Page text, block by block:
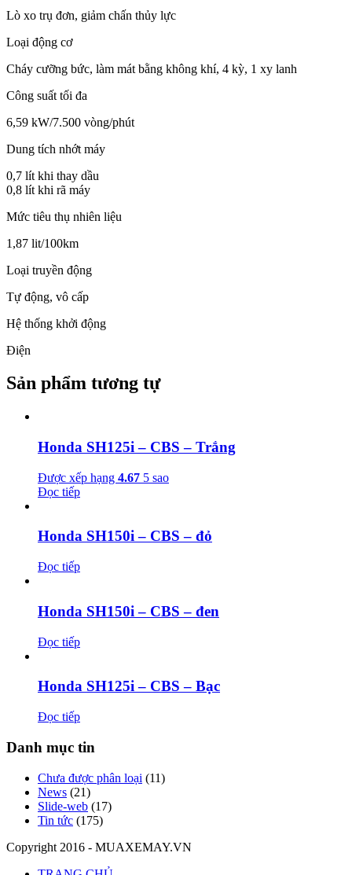
Lò xo trụ đơn, giảm chấn thủy lực
Loại động cơ
Cháy cưỡng bức, làm mát bằng không khí, 4 kỳ, 1 xy lanh
Công suất tối đa
6,59 kW/7.500 vòng/phút
Dung tích nhớt máy
0,7 lít khi thay dầu
0,8 lít khi rã máy
Mức tiêu thụ nhiên liệu
1,87 lit/100km
Loại truyền động
Tự động, vô cấp
Hệ thống khởi động
Điện
Sản phẩm tương tự
Honda SH125i – CBS – Trắng
Được xếp hạng 4.67 5 sao
Đọc tiếp
Honda SH150i – CBS – đỏ
Đọc tiếp
Honda SH150i – CBS – đen
Đọc tiếp
Honda SH125i – CBS – Bạc
Đọc tiếp
Danh mục tin
Chưa được phân loại (11)
News (21)
Slide-web (17)
Tin tức (175)
Copyright 2016 - MUAXEMAY.VN